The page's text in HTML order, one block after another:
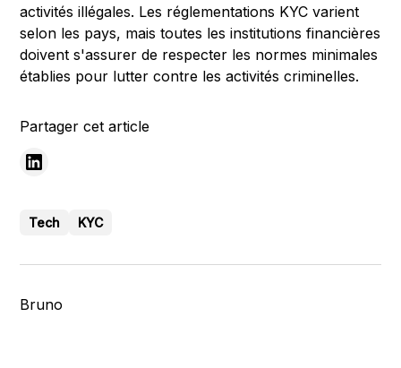
activités illégales. Les réglementations KYC varient
selon les pays, mais toutes les institutions financières
doivent s'assurer de respecter les normes minimales
établies pour lutter contre les activités criminelles.
Partager cet article
KYC
Tech
Bruno